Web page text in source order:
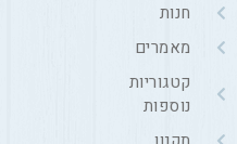
חנות
מאמרים
קטגוריות
נוספות